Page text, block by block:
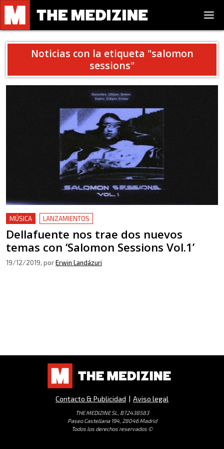
Noticias con la etiqueta "salomon
sessions"
MÚSICA LANZAMIENTOS
Dellafuente nos trae dos nuevos
temas con ‘Salomon Sessions Vol.1’
19/12/2019, porErwin Landázuri
Contacto & Publicidad | Aviso legal
THE MEDIZINE SL, B72438583
Paseo Castellana 194, 28046 Madrid
Todos los derechos reservados ©